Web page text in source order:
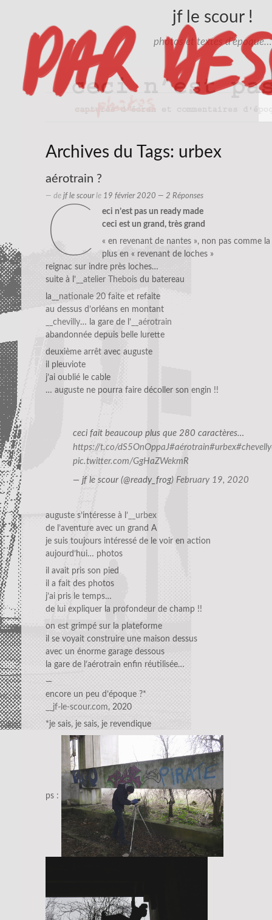
jf le scour !
photos et textes d'époque…
Archives du Tags: urbex
aérotrain ?
— de jf le scourle 19 février 2020 — 2 Réponses
c
eci n’est pas un ready made
ceci est un grand, très grand
« en revenant de nantes », non pas comme
plus en « revenant de loches »
reignac sur indre près loches…
suite à l’ __atelier Thebois du batereau
la __nationale 20 faite et refaite
au dessus d’orléans en montant
__chevilly… la gare de l’ __aérotrain
abandonnée depuis belle lurette
deuxième arrêt avec auguste
il pleuviote
j’ai oublié le cable
… auguste ne pourra faire décoller son engin !!
ceci fait beaucoup plus que 280 caractères…
https://t.co/dS5OnOppaJ#aérotrain#urbex#chevelly
pic.twitter.com/GgHaZWekmR
— jf le scour (@ready_frog) February 19, 2020
auguste s’intéresse à l’ __urbex
de l’aventure avec un grand A
je suis toujours intéressé de le voir en action
aujourd’hui… photos
il avait pris son pied
il a fait des photos
j’ai pris le temps…
de lui expliquer la profondeur de champ !!
on est grimpé sur la plateforme
il se voyait construire une maison dessus
avec un énorme garage dessous
la gare de l’aérotrain enfin réutilisée…
—
encore un peu d’époque ?*
__jf-le-scour.com, 2020
*je sais, je sais, je revendique
ps :